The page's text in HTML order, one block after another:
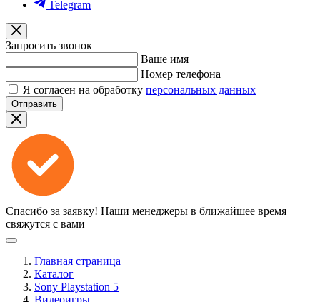
Telegram
Запросить звонок
Ваше имя
Номер телефона
Я согласен на обработку персональных данных
Отправить
Спасибо за заявку! Наши менеджеры в ближайшее время
свяжутся с вами
Главная страница
Каталог
Sony Playstation 5
Видеоигры